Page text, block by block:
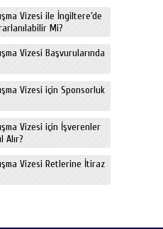
Vizesi ile İngiltere’de
Mi?
Vizesi Başvurularında
Vizesi için Sponsorluk
Vizesi için İşverenler
Alır?
Vizesi Retlerine İtiraz